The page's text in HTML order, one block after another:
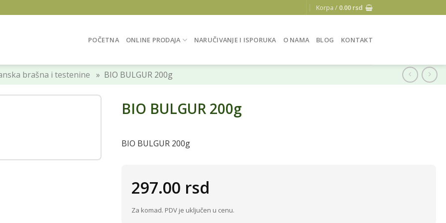
Korpa / 0.00 rsd
POČETNA ONLINE PRODAJA NARUČIVANJE I ISPORUKA O NAMA BLOG KONTAKT
brašna i testenine » BIO BULGUR 200g
BIO BULGUR 200g
BIO BULGUR 200g
297.00 rsd
Za komad. PDV je uključen u cenu.